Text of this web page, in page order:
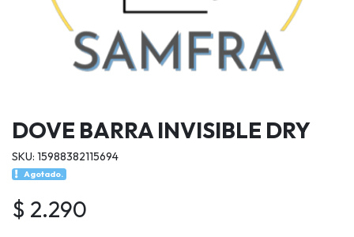
DOVE BARRA INVISIBLE DRY
SKU: 15988382115694
Agotado.
$ 2.290